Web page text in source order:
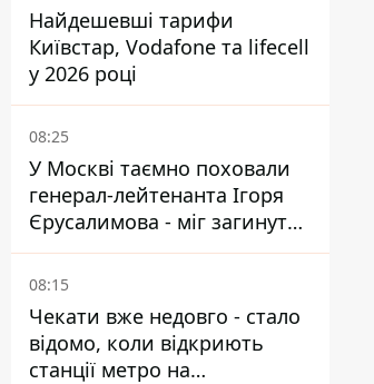
Найдешевші тарифи
Київстар, Vodafone та lifecell
у 2026 році
08:25
У Москві таємно поховали
генерал-лейтенанта Ігоря
Єрусалимова - міг загинути
від вибуху в ресторані
08:15
Чекати вже недовго - стало
відомо, коли відкриють
станції метро на